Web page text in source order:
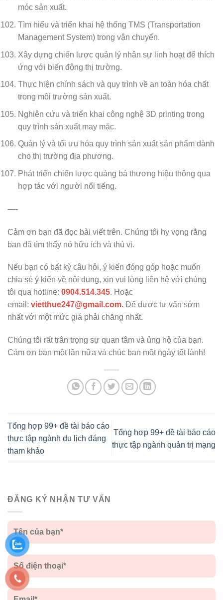
móc sản xuất.
Tìm hiểu và triển khai hệ thống TMS (Transportation
Management System) trong vận chuyển.
Xây dựng chiến lược quản lý nhân sự linh hoạt để thích
ứng với biến động thị trường.
Thực hiện chính sách và quy trình về an toàn hóa chất
trong môi trường sản xuất.
Nghiên cứu và triển khai công nghệ 3D printing trong
quy trình sản xuất may mặc.
Quản lý và tối ưu hóa quy trình sản xuất sản phẩm dành
cho thị trường địa phương.
Phát triển chiến lược quảng bá thương hiệu thông qua
hợp tác với người nổi tiếng.
—-
Cảm ơn bạn đã đọc bài viết trên. Chúng tôi hy vọng rằng
bạn đã tìm thấy nó hữu ích và thú vị.
Nếu bạn có bất kỳ câu hỏi, ý kiến đóng góp hoặc muốn
chia sẻ ý kiến về nội dung, xin vui lòng liên hệ với chúng
tôi qua hotline: 0904.514.345. Hoặc
email: vietthue247@gmail.com. Để được tư vấn sớm
nhất với một mức giá phải chăng nhất.
Chúng tôi rất trân trọng sự quan tâm và ủng hộ của bạn.
Cảm ơn bạn một lần nữa và chúc bạn một ngày tốt lành!
Tổng hợp 99+ đề tài báo cáo
thực tập ngành du lịch đáng
tham khảo
Tổng hợp 99+ đề tài báo cáo
thực tập ngành quản trị mạng
ĐĂNG KÝ NHẬN TƯ VẤN